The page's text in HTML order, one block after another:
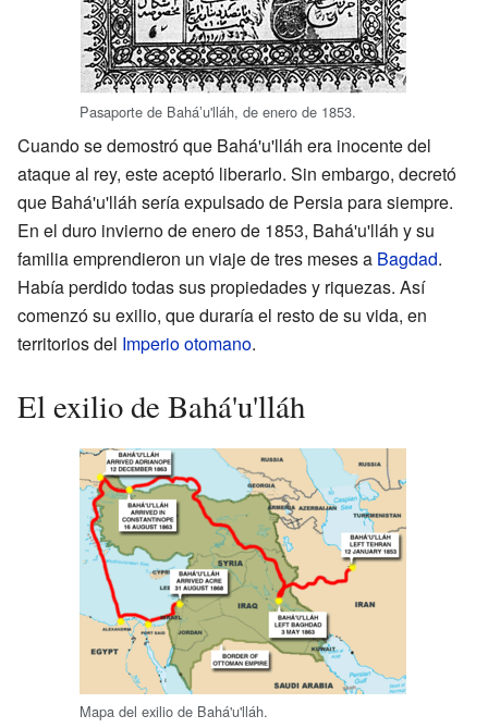
Pasaporte de Baháʼu'lláh, de enero de 1853.
Cuando se demostró que Bahá'u'lláh era inocente del
ataque al rey, este aceptó liberarlo. Sin embargo, decretó
que Bahá'u'lláh sería expulsado de Persia para siempre.
En el duro invierno de enero de 1853, Bahá'u'lláh y su
familia emprendieron un viaje de tres meses a Bagdad.
Había perdido todas sus propiedades y riquezas. Así
comenzó su exilio, que duraría el resto de su vida, en
territorios del Imperio otomano.
El exilio de Bahá'u'lláh
Mapa del exilio de Bahá'u'lláh.